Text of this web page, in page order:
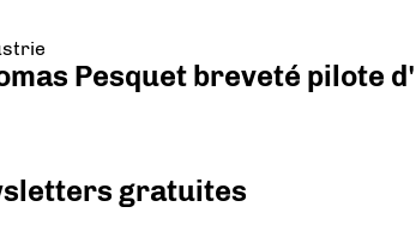
Pesquet breveté pilote
gratuites